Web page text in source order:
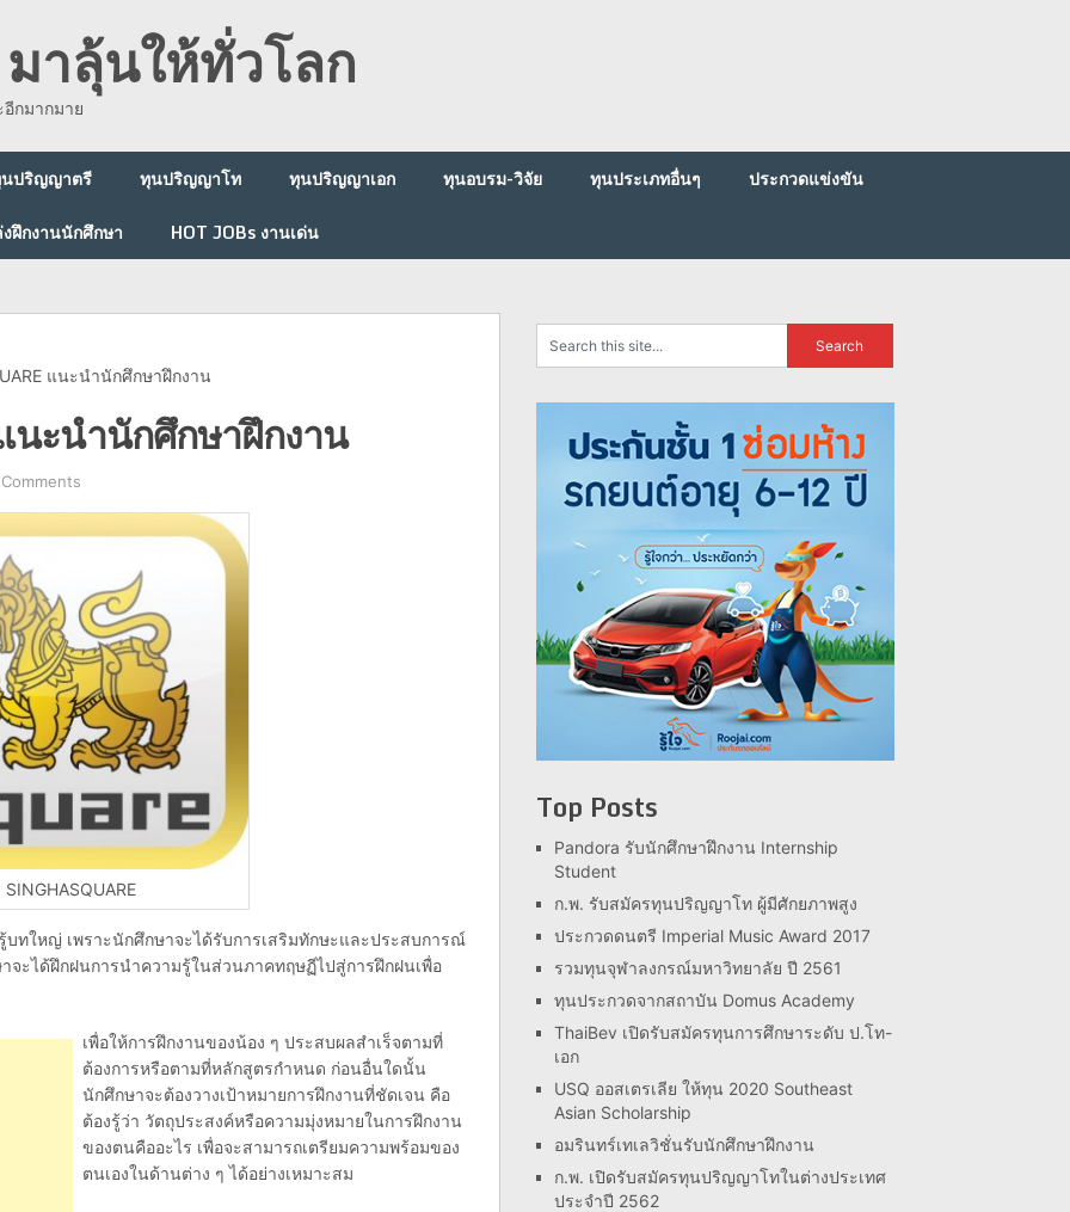
าลุ้นให้ทั่วโลก
กมากมาย
ปริญญาตรี ทุนปริญญาโท ทุนปริญญาเอก ทุนอบรม-วิจัย ทุนประเภทอื่นๆ
ประกวดแข่งขัน
ฝึกงานนักศึกษา HOT JOBs งานเด่น
แนะนำนักศึกษาฝึกงาน
นะนำนักศึกษาฝึกงาน
SINGHASQUARE
บทใหญ่ เพราะนักศึกษาจะได้รับการเสริมทักษะและประสบการณ์
จะได้ฝึกฝนการนำความรู้ในส่วนภาคทฤษฏีไปสู่การฝึกฝนเพื่อ
เพื่อให้การฝึกงานของน้อง ๆ ประสบผลสำเร็จตามที่
ต้องการหรือตามที่หลักสูตรกำหนด ก่อนอื่นใดนั้น
นักศึกษาจะต้องวางเป้าหมายการฝึกงานที่ชัดเจน คือ
ต้องรู้ว่า วัตถุประสงค์หรือความมุ่งหมายในการฝึกงาน
ของตนคืออะไร เพื่อจะสามารถเตรียมความพร้อมของ
ตนเองในด้านต่าง ๆ ได้อย่างเหมาะสม
Top Posts
Pandora รับนักศึกษาฝึกงาน Internship
Student
ก.พ. รับสมัครทุนปริญญาโท ผู้มีศักยภาพสูง
ประกวดดนตรี Imperial Music Award 2017
รวมทุนจุฬาลงกรณ์มหาวิทยาลัย ปี 2561
ทุนประกวดจากสถาบัน Domus Academy
ThaiBev เปิดรับสมัครทุนการศึกษาระดับ ป.โท-
เอก
USQ ออสเตรเลีย ให้ทุน 2020 Southeast
Asian Scholarship
อมรินทร์เทเลวิชั่นรับนักศึกษาฝึกงาน
ก.พ. เปิดรับสมัครทุนปริญญาโทในต่างประเทศ
ประจำปี 2562